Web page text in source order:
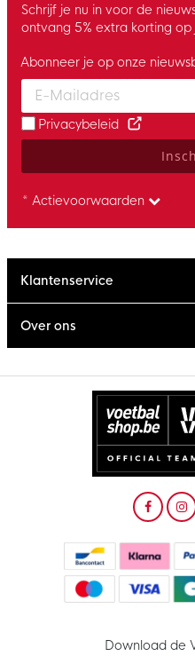
Schrijf je nu in voor de
ontvang 5% extra korting
Enter your email and
Abonneer je op onze
Privacybeleid
* Actievoorwaarden
Klantenservice
Over ons
Download de